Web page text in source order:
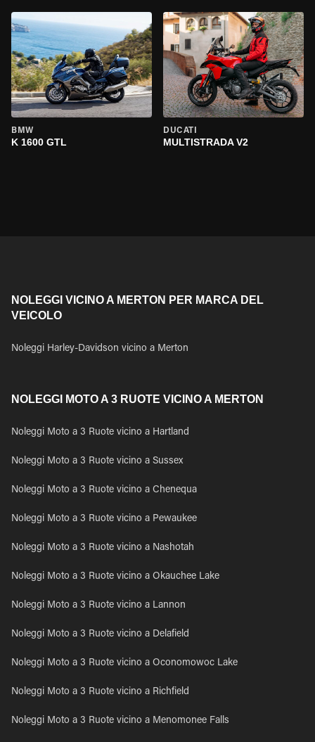
BMW
K 1600 GTL
DUCATI
MULTISTRADA V2
NOLEGGI VICINO A MERTON PER MARCA DEL
VEICOLO
Noleggi Harley-Davidson vicino a Merton
NOLEGGI MOTO A 3 RUOTE VICINO A MERTON
Noleggi Moto a 3 Ruote vicino a Hartland
Noleggi Moto a 3 Ruote vicino a Sussex
Noleggi Moto a 3 Ruote vicino a Chenequa
Noleggi Moto a 3 Ruote vicino a Pewaukee
Noleggi Moto a 3 Ruote vicino a Nashotah
Noleggi Moto a 3 Ruote vicino a Okauchee Lake
Noleggi Moto a 3 Ruote vicino a Lannon
Noleggi Moto a 3 Ruote vicino a Delafield
Noleggi Moto a 3 Ruote vicino a Oconomowoc Lake
Noleggi Moto a 3 Ruote vicino a Richfield
Noleggi Moto a 3 Ruote vicino a Menomonee Falls